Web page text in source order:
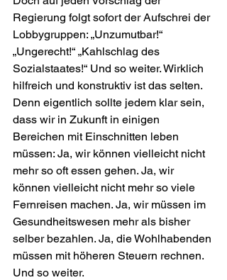
Regierung folgt sofort der Auf­schrei der
Lobbygruppen: „Unzumutbar!“
„Ungerecht!“ „Kahlschlag des
Sozialstaates!“ Und so weiter. Wirklich
hilfreich und konstruktiv ist das selten.
Denn eigent­lich sollte jedem klar sein,
dass wir in Zukunft in einigen
Bereichen mit Ein­schnitten leben
müssen: Ja, wir können viel­leicht nicht
mehr so oft essen gehen. Ja, wir
können vielleicht nicht mehr so viele
Fern­reisen machen. Ja, wir müssen im
Gesund­heitswesen mehr als bisher
selber bezahlen. Ja, die Wohlhabenden
müssen mit höheren Steuern rechnen.
Und so weiter.